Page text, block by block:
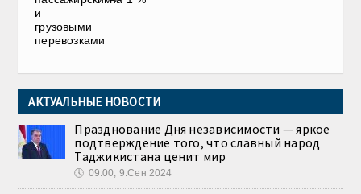
и
грузовыми
перевозками
АКТУАЛЬНЫЕ НОВОСТИ
Празднование Дня независимости — яркое
подтверждение того, что славный народ
Таджикистана ценит мир
🕔 09:00, 9.Сен 2024